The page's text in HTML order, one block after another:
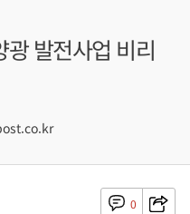
발전사업 비리
0